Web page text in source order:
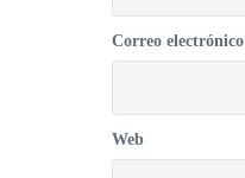
Correo electrónico
Web